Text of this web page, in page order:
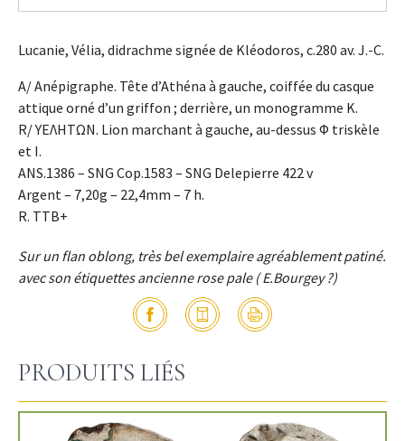
Lucanie, Vélia, didrachme signée de Kléodoros, c.280 av. J.-C.
A/ Anépigraphe. Tête d’Athéna à gauche, coiffée du casque
attique orné d’un griffon ; derrière, un monogramme K.
R/ ΥΕΛΗΤΩΝ. Lion marchant à gauche, au-dessus Φ triskèle
et I.
ANS.1386 – SNG Cop.1583 – SNG Delepierre 422 v
Argent – 7,20g – 22,4mm – 7 h.
R. TTB+
Sur un flan oblong, très bel exemplaire agréablement patiné.
avec son étiquettes ancienne rose pale ( E.Bourgey ?)
PRODUITS LIÉS